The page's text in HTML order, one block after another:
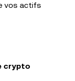
vos actifs
crypto